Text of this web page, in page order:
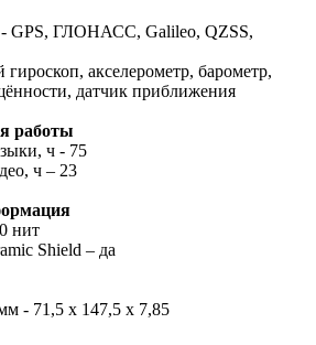
- GPS, ГЛОНАСС, Galileo, QZSS,
гироскоп, акселерометр, барометр,
датчик приближения
работы
ч - 75
ч – 23
нит
Shield – да
- 71,5 x 147,5 x 7,85